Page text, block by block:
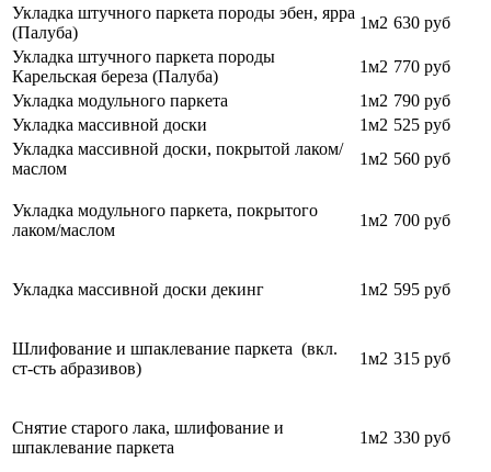
Укладка штучного паркета породы эбен, ярра
(Палуба)
1м2 630 руб
Укладка штучного паркета породы
Карельская береза (Палуба)
1м2 770 руб
Укладка модульного паркета
1м2 790 руб
Укладка массивной доски
1м2 525 руб
Укладка массивной доски, покрытой лаком/
маслом
1м2 560 руб
Укладка модульного паркета, покрытого
лаком/маслом
1м2 700 руб
Укладка массивной доски декинг 1м2 595 руб
Шлифование и шпаклевание паркета (вкл.
ст-сть абразивов)
1м2 315 руб
Снятие старого лака, шлифование и
шпаклевание паркета
1м2 330 руб